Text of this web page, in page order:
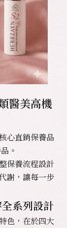
醫美高機
心直銷保養品
。
保養流程設計
謝，讓每一步
系列設計
色，在於四大